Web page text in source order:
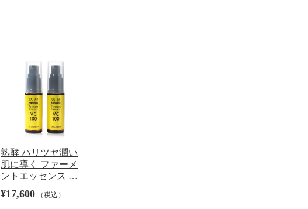
熟酵 ハリツヤ潤い
肌に導く ファーメ
ントエッセンス …
¥17,600 （税込）